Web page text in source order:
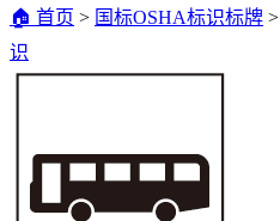
🏠 首页 > 国标OSHA标识标牌 >
识